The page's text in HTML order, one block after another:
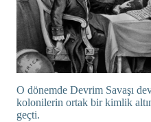
O dönemde Devrim Savaşı
kolonilerin ortak bir kimlik
geçti.